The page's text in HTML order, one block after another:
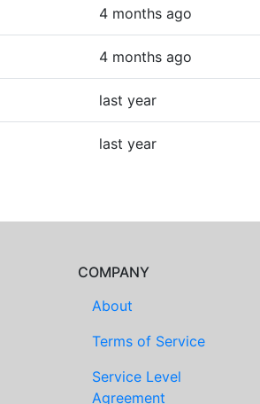
4 months ago
4 months ago
last year
last year
COMPANY
About
Terms of Service
Service Level
Agreement